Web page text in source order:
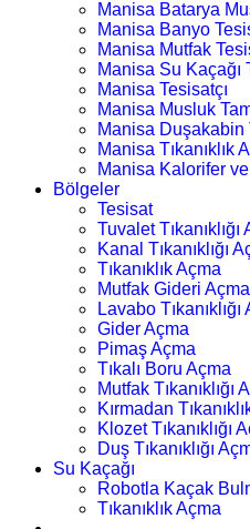
Manisa Batarya
Manisa Banyo
Manisa Mutfak
Manisa Su Kaçağı
Manisa Tesisatçı
Manisa Musluk
Manisa Duşakabin
Manisa Tıkanıklık
Manisa Kalorifer
Bölgeler
Tesisat
Tuvalet Tıkanıklığı
Kanal Tıkanıklığı
Tıkanıklık Açma
Mutfak Gideri Açma
Lavabo Tıkanıklığı
Gider Açma
Pimaş Açma
Tıkalı Boru Açma
Mutfak Tıkanıklığı
Kırmadan
Klozet Tıkanıklığı
Duş Tıkanıklığı
Su Kaçağı
Robotla Kaçak
Tıkanıklık Açma